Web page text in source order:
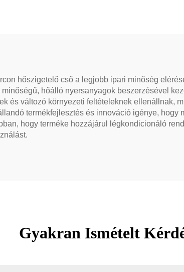
hőszigetelő cső a legjobb ipari minőség
minőségű, hőálló nyersanyagok beszerzésével
és változó környezeti feltételeknek ellenállnak,
termékfejlesztés és innováció igénye,
hogy terméke hozzájárul légkondicionáló
Gyakran Ismételt